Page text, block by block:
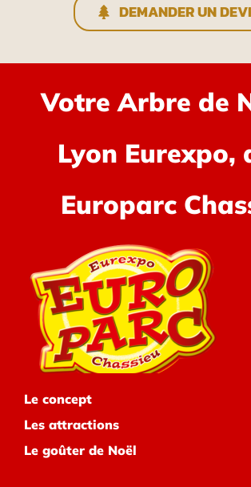
DEMANDER UN
Votre Arbre de
Lyon Eurexpo,
Europarc
Le concept
Les attractions
Le goûter de Noël